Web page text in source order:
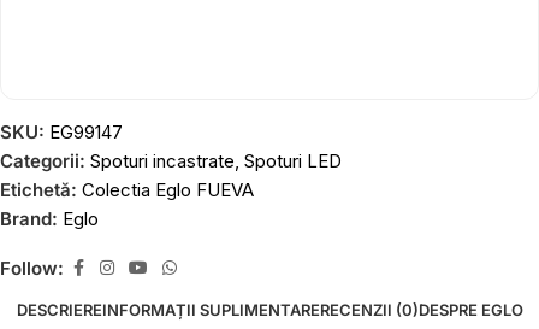
SKU: EG99147
Categorii: Spoturi incastrate, Spoturi LED
Etichetă: Colectia Eglo FUEVA
Brand: Eglo
Follow:
DESCRIEREINFORMAȚII SUPLIMENTARERECENZII (0)DESPRE EGLO